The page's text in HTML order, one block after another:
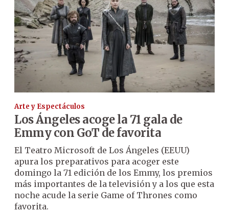
Arte y Espectáculos
Los Ángeles acoge la 71 gala de
Emmy con GoT de favorita
El Teatro Microsoft de Los Ángeles (EEUU)
apura los preparativos para acoger este
domingo la 71 edición de los Emmy, los premios
más importantes de la televisión y a los que esta
noche acude la serie Game of Thrones como
favorita.